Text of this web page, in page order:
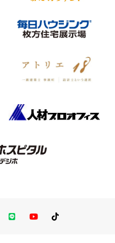
LINE You TubeTikTok